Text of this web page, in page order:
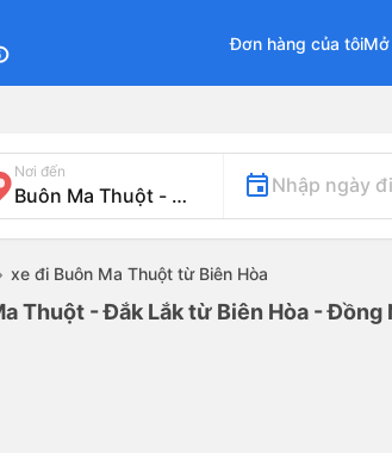
Đơn hàng của tôi
Nơi đến
Nhập ngày đi
xe đi Buôn Ma Thuột từ Biên Hòa
Thuột - Đắk Lắk từ Biên Hòa -